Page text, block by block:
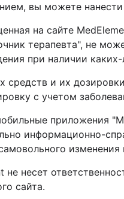
вы можете
на сайте
терапевта", не
при наличии
средств и их
с учетом
приложения
информационно-
не несет
сайта.